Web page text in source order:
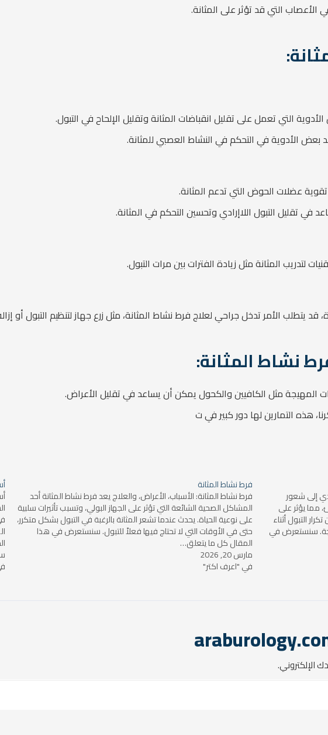
التي قد تؤثر على المثانة.
التي تعمل على تقليل انقباضات المثانة وتقليل الإلحاح في التبول.
بعض الأدوية في التحكم في النشاط العصبي للمثانة.
عضلات الحوض التي تدعم المثانة.
في تقليل التبول اللاإرادي وتحسين التحكم في المثانة.
لتدريب المثانة مثل زيادة الفترات بين مرات التبول.
يتطلب الأمر تدخل جراحي لعلاج فرط نشاط المثانة، مثل زرع جهاز لتنظيم التبول أو
نشاط المثانة:
المهيجة مثل الكافيين والكحول يمكن أن يساعد في تقليل الأعراض.
هذه التمارين لها دور كبير في ت
إلى شعور
مما يؤثر على
التبول أثناء
سنستعرض في
فرط نشاط المثانة
فرط نشاط المثانة: الأسباب، الأعراض، والعلاج يعد فرط نشاط المثانة أحد
المشاكل الصحية الشائعة التي تؤثر على الجهاز البولي، وتسبب تأثيرات سلبية
على نوعية الحياة. يحدث عندما تشعر المثانة بالرغبة في التبول بشكل متكرر،
حتى في الأوقات التي لا تحتاج فيها فعلاً للتبول. سنستعرض في هذا
المقال كل ما يتعلق…
مارس 20, 2026
في "اعرف اكتر"
الإلكتروني.